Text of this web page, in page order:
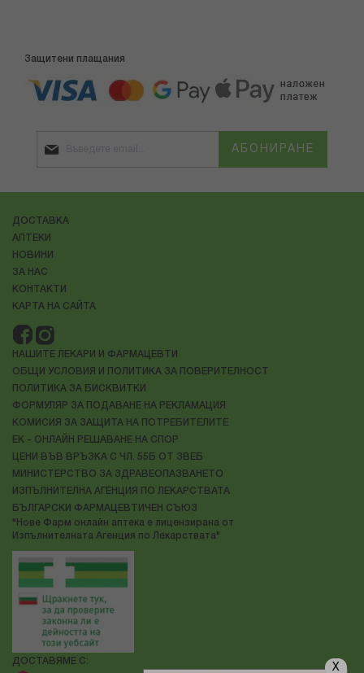
X
Защитени плащания
АБОНИРАНЕ
ДОСТАВКА
АПТЕКИ
НОВИНИ
ЗА НАС
КОНТАКТИ
КАРТА НА САЙТА
НАШИТЕ ЛЕКАРИ И ФАРМАЦЕВТИ
ОБЩИ УСЛОВИЯ И ПОЛИТИКА ЗА ПОВЕРИТЕЛНОСТ
ПОЛИТИКА ЗА БИСКВИТКИ
ФОРМУЛЯР ЗА ПОДАВАНЕ НА РЕКЛАМАЦИЯ
КОМИСИЯ ЗА ЗАЩИТА НА ПОТРЕБИТЕЛИТЕ
ЕК - ОНЛАЙН РЕШАВАНЕ НА СПОР
ЦЕНИ ВЪВ ВРЪЗКА С ЧЛ. 55Б ОТ ЗВЕБ
МИНИСТЕРСТВО ЗА ЗДРАВЕОПАЗВАНЕТО
ИЗПЪЛНИТЕЛНА АГЕНЦИЯ ПО ЛЕКАРСТВАТА
БЪЛГАРСКИ ФАРМАЦЕВТИЧЕН СЪЮЗ
"Нове Фарм онлайн аптека е лицензирана от
Изпълнителната Агенция по Лекарствата"
ДОСТАВЯМЕ С: